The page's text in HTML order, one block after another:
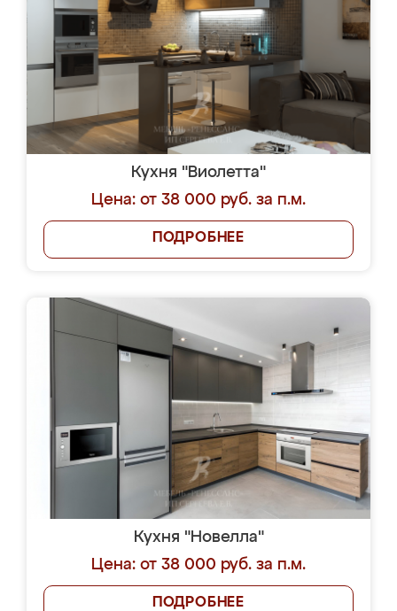
Кухня "Виолетта"
Цена: от 38 000 руб. за п.м.
ПОДРОБНЕЕ
Кухня "Новелла"
Цена: от 38 000 руб. за п.м.
ПОДРОБНЕЕ